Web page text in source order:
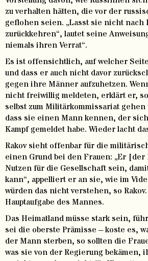
zu verhalten hätten, die vor der
geflohen seien. „Lasst sie nicht nach
zurückkehren“, lautet seine
niemals ihren Verrat“.
Es ist offensichtlich, auf welcher
und dass er auch nicht davor
gegen ihre Männer aufzuhetzen.
nicht freiwillig meldeten, erklärt er,
selbst zum Militärkommissariat
dass sie einen Mann kennen, der
Kampf gemeldet habe. Wieder lacht
Rakov sieht offenbar für die
einen Grund bei den Frauen: „Er
Nutzen für die Gesellschaft sein,
kann“, appelliert er an sie, wie im
würden das nicht verstehen, so
Hauptaufgabe des Mannes.
Das Heimatland müsse stark sein,
sei die oberste Prämisse – koste es,
der Mann sterben, so sollten die
was sie von der Regierung bekämen,